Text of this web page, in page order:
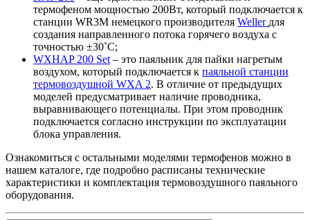
термофеном мощностью 200Вт, который подключается к
станции WR3M немецкого производителя Weller для
создания направленного потока горячего воздуха с
точностью ±30˚С;
WXHAP 200 Set – это паяльник для пайки нагретым
воздухом, который подключается к паяльной станции
термовоздушной WXA 2. В отличие от предыдущих
моделей предусматривает наличие проводника,
выравнивающего потенциалы. При этом проводник
подключается согласно инструкции по эксплуатации
блока управления.
Ознакомиться с остальными моделями термофенов можно в
нашем каталоге, где подробно расписаны технические
характеристики и комплектация термовоздушного паяльного
оборудования.